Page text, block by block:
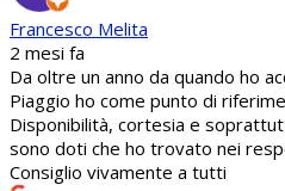
Francesco Melita
2 mesi fa
Da oltre un anno da quando ho
Piaggio ho come punto di
Disponibilità, cortesia e
sono doti che ho trovato nei
Consiglio vivamente a tutti